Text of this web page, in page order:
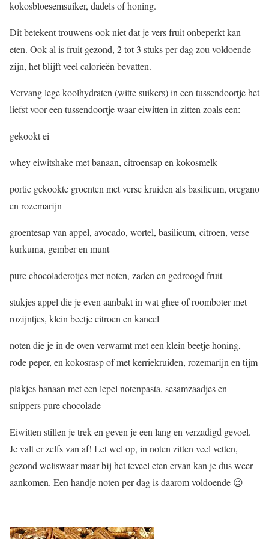
kokosbloesemsuiker, dadels of honing.
Dit betekent trouwens ook niet dat je vers fruit onbeperkt kan
eten. Ook al is fruit gezond, 2 tot 3 stuks per dag zou voldoende
zijn, het blijft veel calorieën bevatten.
Vervang lege koolhydraten (witte suikers) in een tussendoortje het
liefst voor een tussendoortje waar eiwitten in zitten zoals een:
gekookt ei
whey eiwitshake met banaan, citroensap en kokosmelk
portie gekookte groenten met verse kruiden als basilicum, oregano
en rozemarijn
groentesap van appel, avocado, wortel, basilicum, citroen, verse
kurkuma, gember en munt
pure chocoladerotjes met noten, zaden en gedroogd fruit
stukjes appel die je even aanbakt in wat ghee of roomboter met
rozijntjes, klein beetje citroen en kaneel
noten die je in de oven verwarmt met een klein beetje honing,
rode peper, en kokosrasp of met kerriekruiden, rozemarijn en tijm
plakjes banaan met een lepel notenpasta, sesamzaadjes en
snippers pure chocolade
Eiwitten stillen je trek en geven je een lang en verzadigd gevoel.
Je valt er zelfs van af! Let wel op, in noten zitten veel vetten,
gezond weliswaar maar bij het teveel eten ervan kan je dus weer
aankomen. Een handje noten per dag is daarom voldoende 😉